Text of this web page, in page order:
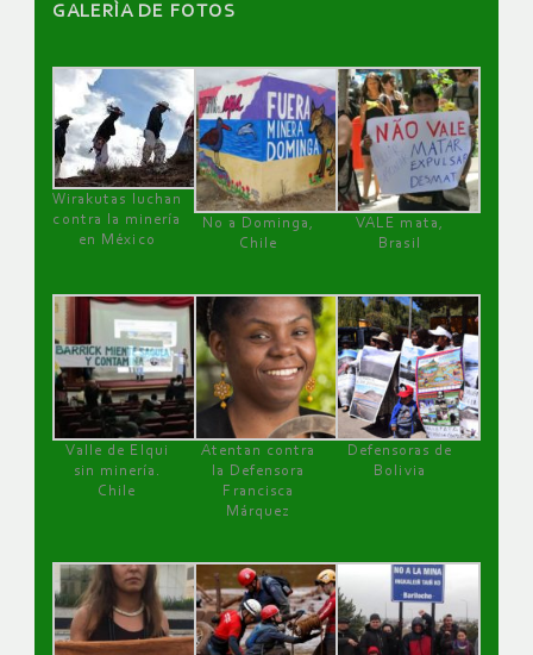
GALERÌA DE FOTOS
Wirakutas luchan
contra la minería
en México
No a Dominga,
Chile
VALE mata,
Brasil
Valle de Elqui
sin minería.
Chile
Atentan contra
la Defensora
Francisca
Márquez
Defensoras de
Bolivia